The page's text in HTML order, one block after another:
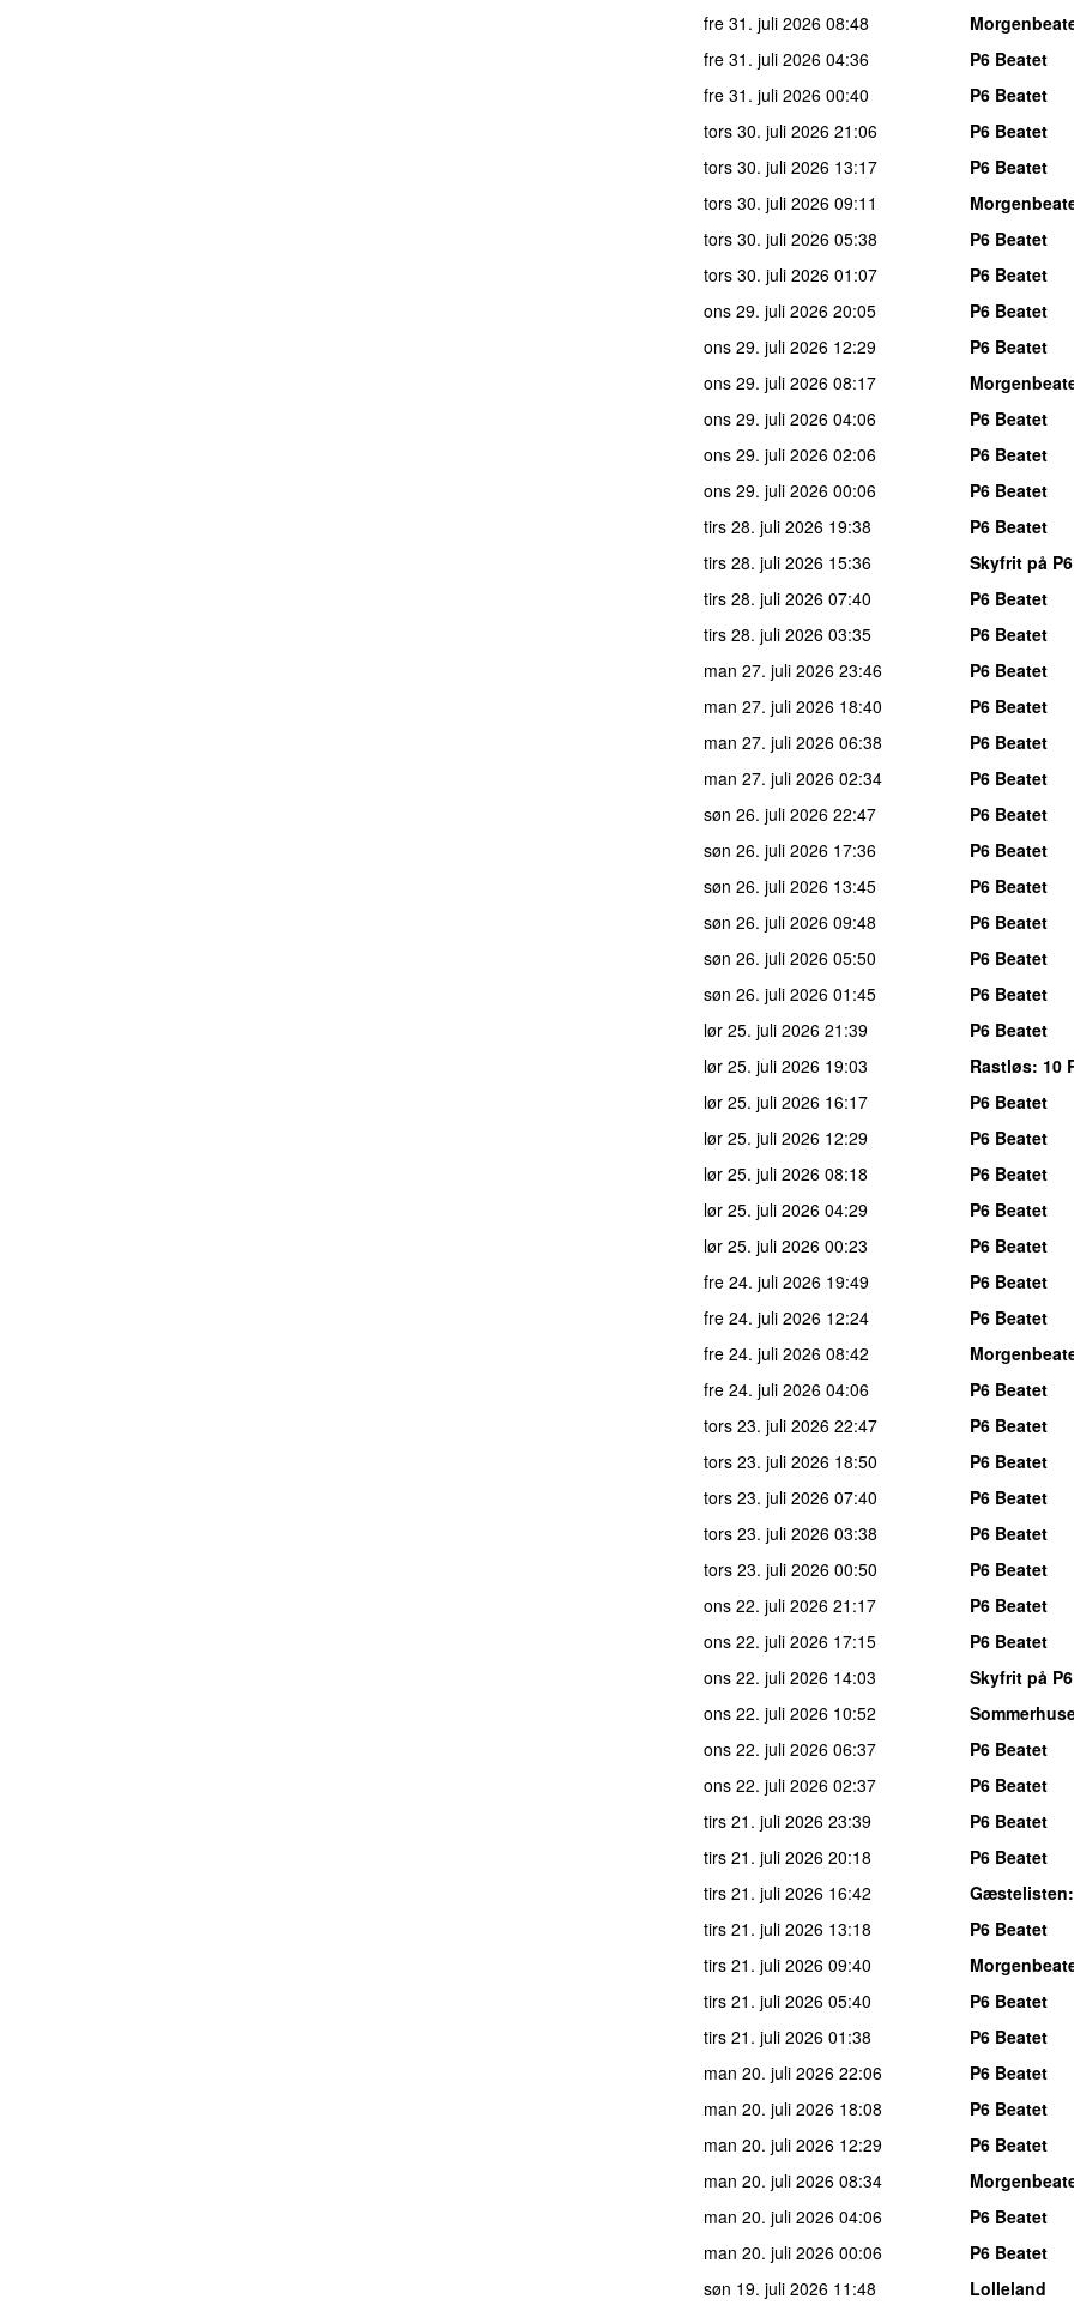
fre 31. juli 2026 08:48
fre 31. juli 2026 04:36
P6 Beatet
fre 31. juli 2026 00:40
P6 Beatet
tors 30. juli 2026 21:06
P6 Beatet
tors 30. juli 2026 13:17
P6 Beatet
tors 30. juli 2026 09:11
tors 30. juli 2026 05:38
P6 Beatet
tors 30. juli 2026 01:07
P6 Beatet
ons 29. juli 2026 20:05
P6 Beatet
ons 29. juli 2026 12:29
P6 Beatet
ons 29. juli 2026 08:17
ons 29. juli 2026 04:06
P6 Beatet
ons 29. juli 2026 02:06
P6 Beatet
ons 29. juli 2026 00:06
P6 Beatet
tirs 28. juli 2026 19:38
P6 Beatet
tirs 28. juli 2026 15:36
Skyfrit på P6
tirs 28. juli 2026 07:40
P6 Beatet
tirs 28. juli 2026 03:35
P6 Beatet
man 27. juli 2026 23:46
P6 Beatet
man 27. juli 2026 18:40
P6 Beatet
man 27. juli 2026 06:38
P6 Beatet
man 27. juli 2026 02:34
P6 Beatet
søn 26. juli 2026 22:47
P6 Beatet
søn 26. juli 2026 17:36
P6 Beatet
søn 26. juli 2026 13:45
P6 Beatet
søn 26. juli 2026 09:48
P6 Beatet
søn 26. juli 2026 05:50
P6 Beatet
søn 26. juli 2026 01:45
P6 Beatet
lør 25. juli 2026 21:39
P6 Beatet
lør 25. juli 2026 19:03 Rastløs: 10
lør 25. juli 2026 16:17
P6 Beatet
lør 25. juli 2026 12:29
P6 Beatet
lør 25. juli 2026 08:18
P6 Beatet
lør 25. juli 2026 04:29
P6 Beatet
lør 25. juli 2026 00:23
P6 Beatet
fre 24. juli 2026 19:49
P6 Beatet
fre 24. juli 2026 12:24
P6 Beatet
fre 24. juli 2026 08:42
fre 24. juli 2026 04:06
P6 Beatet
tors 23. juli 2026 22:47
P6 Beatet
tors 23. juli 2026 18:50
P6 Beatet
tors 23. juli 2026 07:40
P6 Beatet
tors 23. juli 2026 03:38
P6 Beatet
tors 23. juli 2026 00:50
P6 Beatet
ons 22. juli 2026 21:17
P6 Beatet
ons 22. juli 2026 17:15
P6 Beatet
ons 22. juli 2026 14:03
Skyfrit på P6
ons 22. juli 2026 10:52
ons 22. juli 2026 06:37
P6 Beatet
ons 22. juli 2026 02:37
P6 Beatet
tirs 21. juli 2026 23:39
P6 Beatet
tirs 21. juli 2026 20:18
P6 Beatet
tirs 21. juli 2026 16:42 Gæstelisten
tirs 21. juli 2026 13:18
P6 Beatet
tirs 21. juli 2026 09:40
tirs 21. juli 2026 05:40
P6 Beatet
tirs 21. juli 2026 01:38
P6 Beatet
man 20. juli 2026 22:06
P6 Beatet
man 20. juli 2026 18:08
P6 Beatet
man 20. juli 2026 12:29
P6 Beatet
man 20. juli 2026 08:34
man 20. juli 2026 04:06
P6 Beatet
man 20. juli 2026 00:06
P6 Beatet
søn 19. juli 2026 11:48 Lolleland